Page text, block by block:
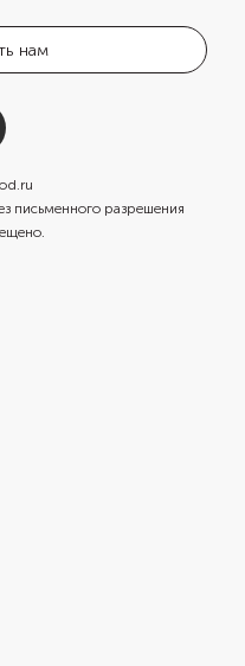
нам
письменного разрешения